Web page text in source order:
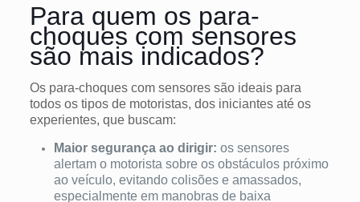
Para quem os para-
choques com sensores
são mais indicados?
Os para-choques com sensores são ideais para
todos os tipos de motoristas, dos iniciantes até os
experientes, que buscam:
Maior segurança ao dirigir: os sensores
alertam o motorista sobre os obstáculos próximo
ao veículo, evitando colisões e amassados,
especialmente em manobras de baixa